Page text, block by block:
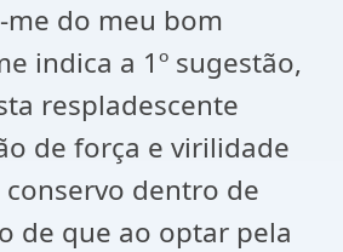
me do meu bom
indica a 1º sugestão,
respladescente
de força e virilidade
dentro de
de que ao optar pela